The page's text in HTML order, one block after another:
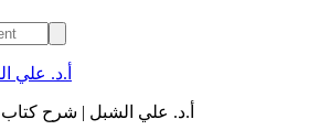
أ.د. علي
أ.د. علي الشبل | شرح كتاب